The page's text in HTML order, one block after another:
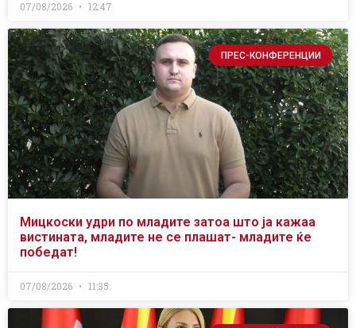
07/08/2026 12:47
ПРЕС-КОНФЕРЕНЦИИ
Мицкоски удри по младите затоа што ја кажаа
вистината, младите не се плашат- младите ќе
победат!
07/08/2026 11:35